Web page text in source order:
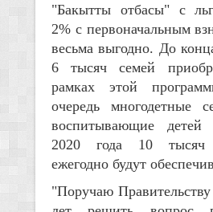
"Бакытты отбасы" с
2% с первоначальным
весьма выгодно. До
6 тысяч семей
рамках этой
очередь многодетные
воспитывающие
2020 года 10 тысяч
ежегодно будут
"Поручаю